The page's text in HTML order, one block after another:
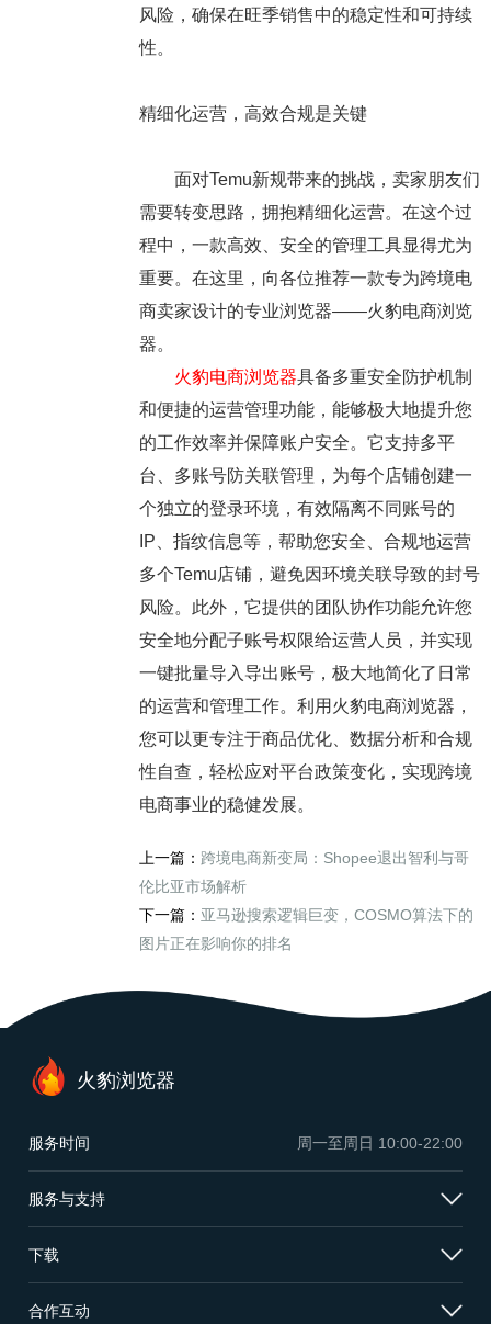
风险，确保在旺季销售中的稳定性和可持续
性。
精细化运营，高效合规是关键
面对Temu新规带来的挑战，卖家朋友们
需要转变思路，拥抱精细化运营。在这个过
程中，一款高效、安全的管理工具显得尤为
重要。在这里，向各位推荐一款专为跨境电
商卖家设计的专业浏览器——火豹电商浏览
器。
火豹电商浏览器具备多重安全防护机制
和便捷的运营管理功能，能够极大地提升您
的工作效率并保障账户安全。它支持多平
台、多账号防关联管理，为每个店铺创建一
个独立的登录环境，有效隔离不同账号的
IP、指纹信息等，帮助您安全、合规地运营
多个Temu店铺，避免因环境关联导致的封号
风险。此外，它提供的团队协作功能允许您
安全地分配子账号权限给运营人员，并实现
一键批量导入导出账号，极大地简化了日常
的运营和管理工作。利用火豹电商浏览器，
您可以更专注于商品优化、数据分析和合规
性自查，轻松应对平台政策变化，实现跨境
电商事业的稳健发展。
上一篇： 跨境电商新变局：Shopee退出智利与哥
伦比亚市场解析
下一篇： 亚马逊搜索逻辑巨变，COSMO算法下的
图片正在影响你的排名
服务时间 周一至周日 10:00-22:00
火豹浏览器
服务与支持
下载
合作互动